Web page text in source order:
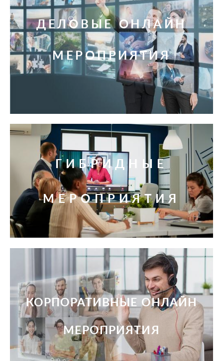
ДЕЛОВЫЕ ОНЛАЙН
МЕРОПРИЯТИЯ
ГИБРИДНЫЕ
МЕРОПРИЯТИЯ
КОРПОРАТИВНЫЕ ОНЛАЙН
МЕРОПРИЯТИЯ